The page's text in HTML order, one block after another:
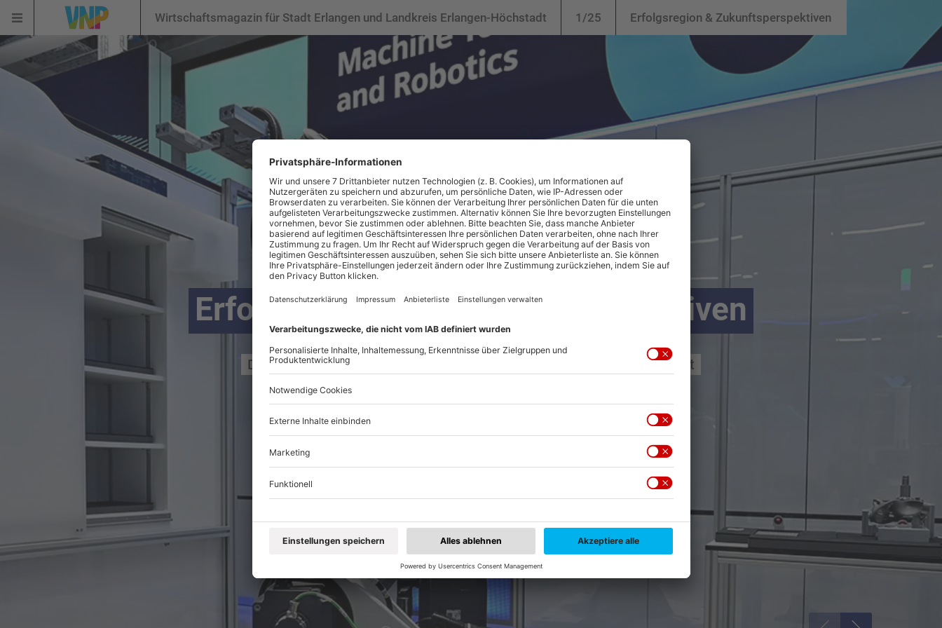
Wirtschaftsmagazin für Stadt Erlangen und Landkreis Erlangen-Höchstadt 1/25 Erfolgsregion & Zukunftsperspektiven
Erfolgsregion & Zukunftsperspektiven
Digitales Magazin für Stadt Erlangen und Landkreis Erlangen-Höchstadt